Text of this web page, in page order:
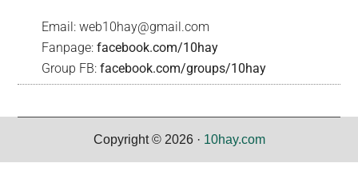
Email:web10hay@gmail.com
Fanpage:facebook.com/10hay
Group FB:facebook.com/groups/10hay
Copyright © 2026 · 10hay.com